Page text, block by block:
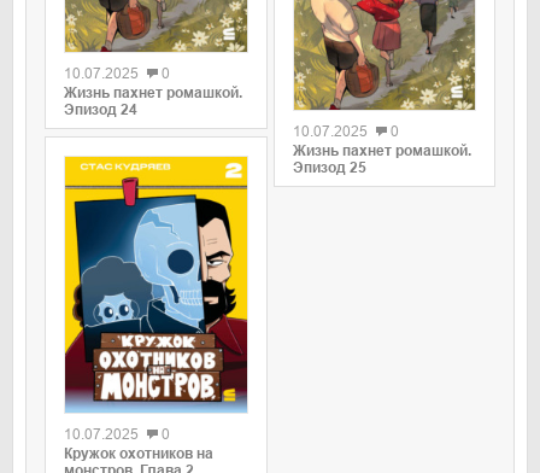
0
10.07.2025
0
Жизнь пахнет ромашкой.
Эпизод 24
0
10.07.2025
0
Кружок охотников на
0
10.07.2025
0
Жизнь пахнет ромашкой.
Эпизод 25